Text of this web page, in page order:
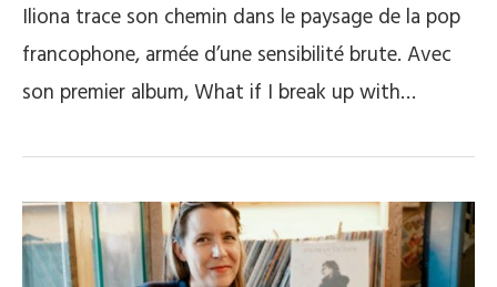
Iliona trace son chemin dans le paysage de la pop
francophone, armée d’une sensibilité brute. Avec
son premier album, What if I break up with…